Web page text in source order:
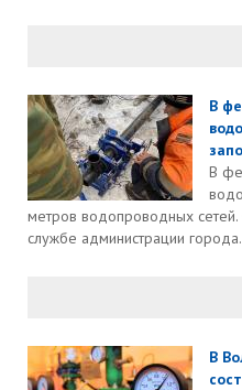
В
В
метров водопроводных сетей.
службе администрации города.
В